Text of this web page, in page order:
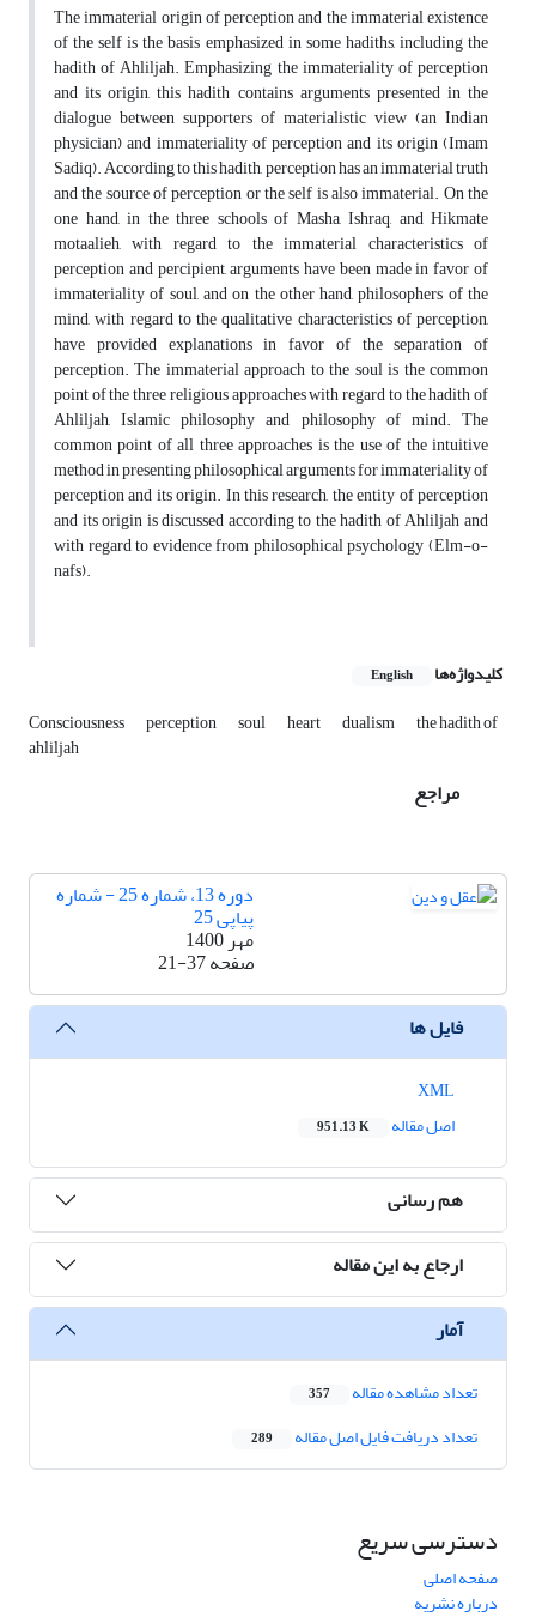
The immaterial origin of perception and the immaterial existence
of the self is the basis emphasized in some hadiths, including the
hadith of Ahliljah. Emphasizing the immateriality of perception
and its origin, this hadith contains arguments presented in the
dialogue between supporters of materialistic view (an Indian
physician) and immateriality of perception and its origin (Imam
Sadiq). According to this hadith, perception has an immaterial truth
and the source of perception or the self is also immaterial. On the
one hand, in the three schools of Masha, Ishraq, and Hikmate
motaalieh, with regard to the immaterial characteristics of
perception and percipient, arguments have been made in favor of
immateriality of soul, and on the other hand, philosophers of the
mind, with regard to the qualitative characteristics of perception,
have provided explanations in favor of the separation of
perception. The immaterial approach to the soul is the common
point of the three religious approaches with regard to the hadith of
Ahliljah, Islamic philosophy and philosophy of mind. The
common point of all three approaches is the use of the intuitive
method in presenting philosophical arguments for immateriality of
perception and its origin. In this research, the entity of perception
and its origin is discussed according to the hadith of Ahliljah and
with regard to evidence from philosophical psychology (Elm-o-
nafs).
کلیدواژه‌ها English
Consciousness perception soul heart dualism the hadith of
ahliljah
مراجع
دوره 13، شماره 25 - شماره
پیاپی 25
مهر 1400
صفحه21-37
فایل ها
اصل مقاله
951.13 K
هم رسانی
ارجاع به این مقاله
آمار
تعداد مشاهده مقاله 357
تعداد دریافت فایل اصل مقاله 289
دسترسی سریع
صفحه اصلی
درباره نشریه